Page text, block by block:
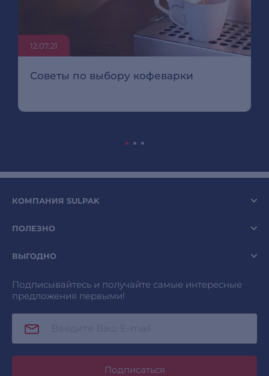
12.07.21
Советы по выбору кофеварки
КОМПАНИЯ SULPAK
ПОЛЕЗНО
ВЫГОДНО
Подписывайтесь и получайте самые интересные
предложения первыми!
Подписаться